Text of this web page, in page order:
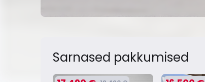
Sarnased pakkumised